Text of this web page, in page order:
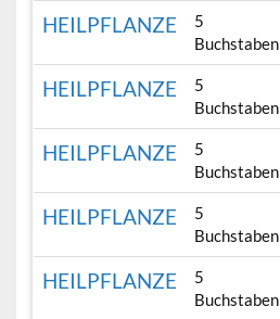
HEILPFLANZE
5
Buchstaben
HEILPFLANZE
5
Buchstaben
HEILPFLANZE
5
Buchstaben
HEILPFLANZE
5
Buchstaben
HEILPFLANZE
5
Buchstaben